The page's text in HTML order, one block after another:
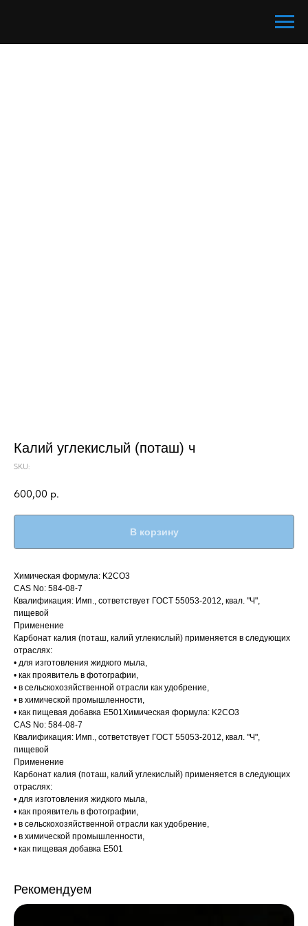
Калий углекислый (поташ) ч
SKU:
600,00 р.
В корзину
Химическая формула: K2CO3
CAS No: 584-08-7
Квалификация: Имп., сответствует ГОСТ 55053-2012, квал. "Ч",
пищевой
Применение
Карбонат калия (поташ, калий углекислый) применяется в следующих
отраслях:
• для изготовления жидкого мыла,
• как проявитель в фотографии,
• в сельскохозяйственной отрасли как удобрение,
• в химической промышленности,
• как пищевая добавка Е501Химическая формула: K2CO3
CAS No: 584-08-7
Квалификация: Имп., сответствует ГОСТ 55053-2012, квал. "Ч",
пищевой
Применение
Карбонат калия (поташ, калий углекислый) применяется в следующих
отраслях:
• для изготовления жидкого мыла,
• как проявитель в фотографии,
• в сельскохозяйственной отрасли как удобрение,
• в химической промышленности,
• как пищевая добавка Е501
Рекомендуем